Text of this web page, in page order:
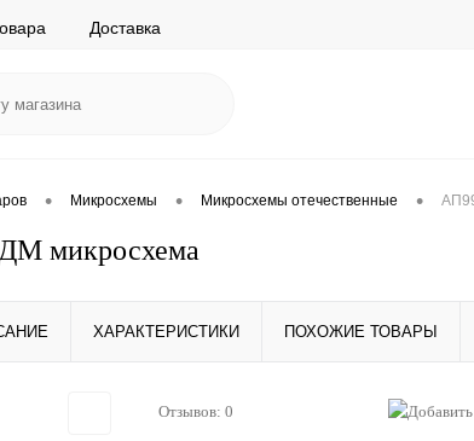
Доставка
• Микросхемы • Микросхемы отечественные •
микросхема
ХАРАКТЕРИСТИКИ ПОХОЖИЕ ТОВАРЫ
Отзывов: 0